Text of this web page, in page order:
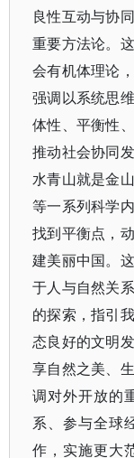
良性互动与协
重要方法论。
会有机体理论
强调以系统思
体性、平衡性
推动社会协同
水青山就是金
等一系列科学
找到平衡点，
建美丽中国。
于人与自然关
的探索，指引
态良好的文明
享自然之美、
调对外开放的
系、参与全球
作，实施更大